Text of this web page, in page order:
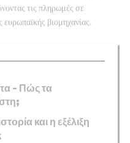
τις πληρωμές σε
βιομηχανίας.
– Πώς τα
και η εξέλιξη